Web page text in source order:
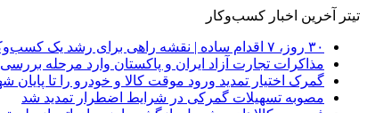
تیتر آخرین اخبار کسب‌وکار
۳۰ روز، ۷ اقدام ساده | نقشه راهی برای رشد یک کسب‌وکار اینترنتی
مذاکرات تجارت آزاد ایران و پاکستان وارد مرحله
گمرک اختیار تمدید ورود موقت کالا و خودرو را تا پایان
مصوبه تسهیلات گمرکی در شرایط اضطرار تمدید شد